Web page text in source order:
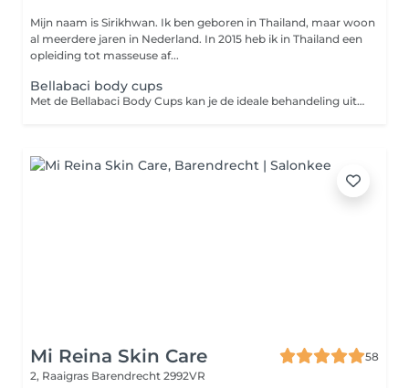
Mijn naam is Sirikhwan. Ik ben geboren in Thailand, maar woon
al meerdere jaren in Nederland. In 2015 heb ik in Thailand een
opleiding tot masseuse af...
Bellabaci body cups
Met de Bellabaci Body Cups kan je de ideale behandeling uitvoeren en is voor iedereen die o.a. last heeft van; pijnlijke en gespannen spieren, spijsverteringsproblemen, gewrichtspijn, cellulite, hoofdpijn, migraine en striae. De therapeutische gevolgen van de behandeling met de Bellabaci cap kunnen zijn: het verminderen van obstipatie, activeren van de (huid)stofwisseling, het verbeteren van de elasticiteit van de huid, blokkades worden opgeheven, gifstoffen en afvalstoffen worden afgevoerd en het verbetert de spierspanning. Bij gebruik op de rug of gespannen, pijnlijk spieren helpt het tevens om vet en vochtophopingen te verminderen, de doorbloeding te verbeteren en gifstoffen en andere afvalstoffen te elimineren uit je spieren. Het stimuleert de lymfe- en bloedcirculatie.
Mi Reina Skin Care
58
2, Raaigras Barendrecht 2992VR